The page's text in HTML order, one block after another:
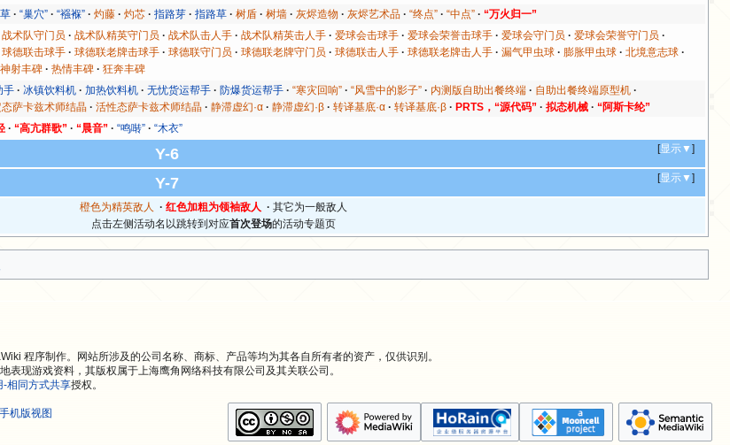
“巢穴” “襁褓” 灼藤 灼芯 指路芽 指路草 树盾 树墙 灰烬造物 灰烬艺术品 “终点” “中点” “万火归一”
战术队守门员 战术队精英守门员 战术队击人手 战术队精英击人手 爱球会击球手 爱球会荣誉击球手 爱球会守门员
爱球会荣誉守门员
球德联击球手 球德联老牌击球手 球德联守门员 球德联老牌守门员 球德联击人手 球德联老牌击人手 漏气甲虫球 膨胀甲虫球
北境意志球
神射丰碑 热情丰碑 狂奔丰碑
手 冰镇饮料机 加热饮料机 无忧货运帮手 防爆货运帮手 “寒灾回响” “风雪中的影子” 内测版自助出餐终端
自助出餐终端原型机
萨卡兹术师结晶 活性态萨卡兹术师结晶 静滞虚幻·α 静滞虚幻·β 转译基底·α 转译基底·β PRTS，“源代码” 拟态机械
“阿斯卡纶”
“高亢群歌” “晨音” “鸣啭”
“木衣”
[显示▼]
Y-6
[显示▼]
Y-7
橙色为精英敌人 · 红色加粗为领袖敌人 · 其它为一般敌人
点击左侧活动名以跳转到对应首次登场的活动专题页
程序制作。网站所涉及的公司名称、商标、产品等均为其各自所有者的资产，仅供识别。
现游戏资料，其版权属于上海鹰角网络科技有限公司及其关联公司。
-相同方式共享授权。
手机版视图